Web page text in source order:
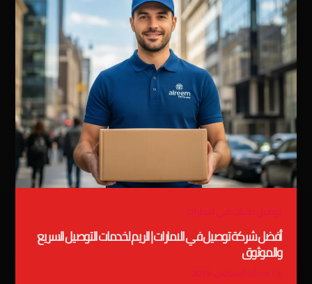
توصيل طلبات في الامارات
أفضل شركة توصيل في الامارات | الريم لخدمات التوصيل السريع
والموثوق
admin/ 5 أغسطس، 2025